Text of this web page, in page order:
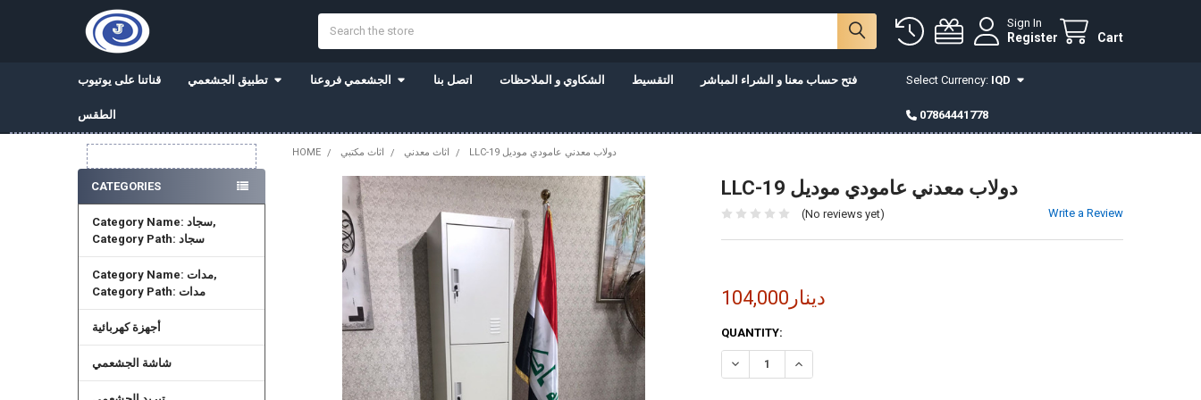
Sign In
Register Cart
قناتنا على يوتيوب تطبيق الجشعمي الجشعمي فروعنا اتصل بنا الشكاوي و الملاحظات التقسيط فتح حساب معنا و الشراء المباشر
الطقس
Select Currency: IQD
07864441778
Sidebar
CATEGORIES
Category Name: سجاد,
Category Path: سجاد
Category Name: مدات,
Category Path: مدات
أجهزة كهربائية
شاشة الجشعمي
HOME اثاث مكتبي اثاث معدني LLC-19 دولاب معدني عامودي موديل
LLC-19 دولاب معدني عامودي موديل
(No reviews yet) Write a Review
104,000دينار
CURRENT
STOCK:
QUANTITY: